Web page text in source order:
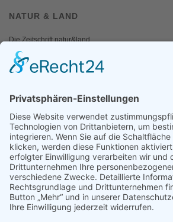
NATUR & LAND
Die Zeitschrift natur&land
Archiv
Mediadaten
Fotos und Logos
Presseaussendungen
Presse
Presseinformationen abonnieren
ÜBER UNS
Naturschutzbund